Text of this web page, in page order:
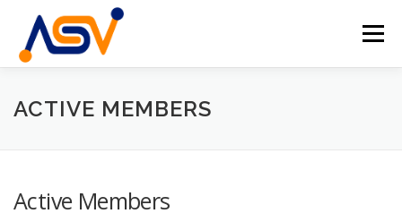
springen
Menü
HOME ÜBER UNS DAS TEAM
ACTIVE MEMBERS
Active Members